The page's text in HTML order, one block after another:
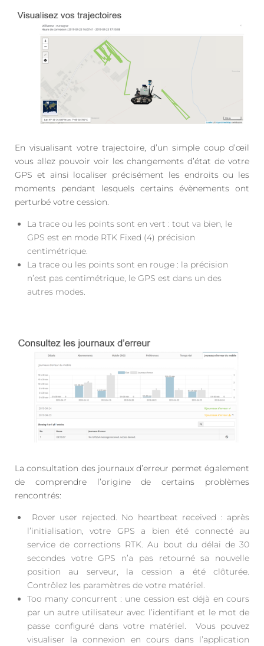
En visualisant votre trajectoire, d’un simple coup d’œil
vous allez pouvoir voir les changements d’état de votre
GPS et ainsi localiser précisément les endroits ou les
moments pendant lesquels certains évènements ont
perturbé votre cession.
La trace ou les points sont en vert : tout va bien, le
GPS est en mode RTK Fixed (4) précision
centimétrique.
La trace ou les points sont en rouge : la précision
n’est pas centimétrique, le GPS est dans un des
autres modes.
La consultation des journaux d’erreur permet également
de comprendre l’origine de certains problèmes
rencontrés:
Rover user rejected. No heartbeat received : après
l’initialisation, votre GPS a bien été connecté au
service de corrections RTK. Au bout du délai de 30
secondes votre GPS n’a pas retourné sa nouvelle
position au serveur, la cession a été clôturée.
Contrôlez les paramètres de votre matériel.
Too many concurrent : une cession est déjà en cours
par un autre utilisateur avec l’identifiant et le mot de
passe configuré dans votre matériel. Vous pouvez
visualiser la connexion en cours dans l’application